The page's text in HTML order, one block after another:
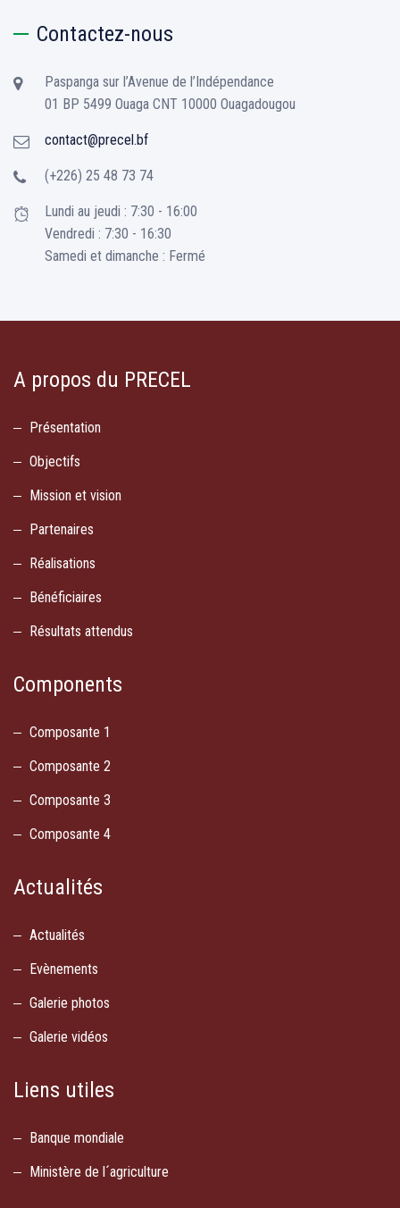
Contactez-nous
Paspanga sur l’Avenue de l’Indépendance
01 BP 5499 Ouaga CNT 10000 Ouagadougou
contact@precel.bf
(+226) 25 48 73 74
Lundi au jeudi : 7:30 - 16:00
Vendredi : 7:30 - 16:30
Samedi et dimanche : Fermé
A propos du PRECEL
Présentation
Objectifs
Mission et vision
Partenaires
Réalisations
Bénéficiaires
Résultats attendus
Components
Composante 1
Composante 2
Composante 3
Composante 4
Actualités
Actualités
Evènements
Galerie photos
Galerie vidéos
Liens utiles
Banque mondiale
Ministère de l´agriculture